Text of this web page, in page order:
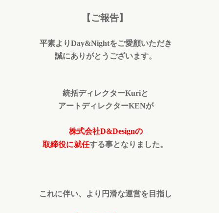
【ご報告】
平素よりDay&Nightをご愛顧いただき
誠にありがとうございます。
統括ディレクターKuriと
アートディレクターKENが
株式会社D&Designの
取締役に就任する事となりました。
これに伴い、より円滑な運営を目指し